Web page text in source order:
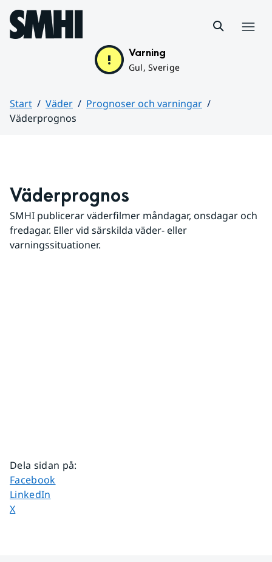
Hoppa till sidans innehåll
Varning
Gul, Sverige
Start Väder
Prognoser och varningar
Väderprognos
Väderprognos
SMHI publicerar väderfilmer måndagar, onsdagar och
fredagar. Eller vid särskilda väder- eller
varningssituationer.
Dela sidan på:
Dela sidan på
Facebook
Dela sidan på
LinkedIn
Dela sidan på
X